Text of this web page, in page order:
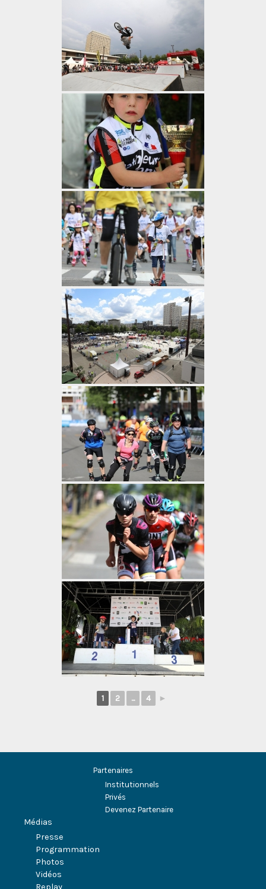
1 2 ... 4 ►
Partenaires
Institutionnels
Privés
Devenez Partenaire
Médias
Presse
Programmation
Photos
Vidéos
Replay